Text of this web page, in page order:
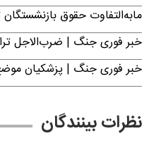
مابه‌التفاوت حقوق
خبر فوری جنگ | ضرب‌الاجل
خبر فوری جنگ | پزشکیان
نظرات بینندگان